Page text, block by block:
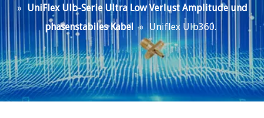
» UniFlex Ulb-Serie Ultra Low Verlust Amplitude und
phasenstabiles Kabel » Uniflex Ulb360.